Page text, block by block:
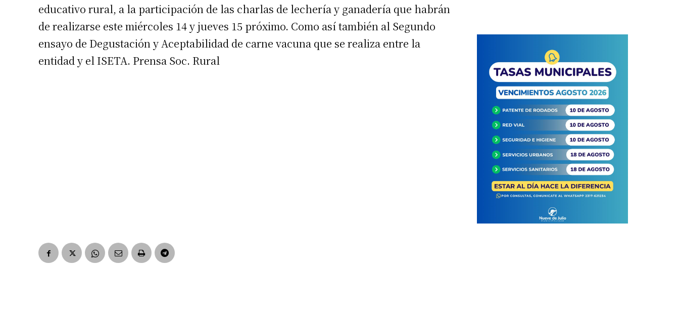
Suscribirme gratis
Dirección de correo electrónico*
educativo rural, a la participación de las charlas de lechería y ganadería que habrán
de realizarse este miércoles 14 y jueves 15 próximo. Como así también al Segundo
ensayo de Degustación y Aceptabilidad de carne vacuna que se realiza entre la
entidad y el ISETA. Prensa Soc. Rural